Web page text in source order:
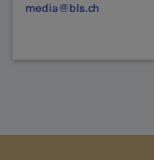
media@bls.ch